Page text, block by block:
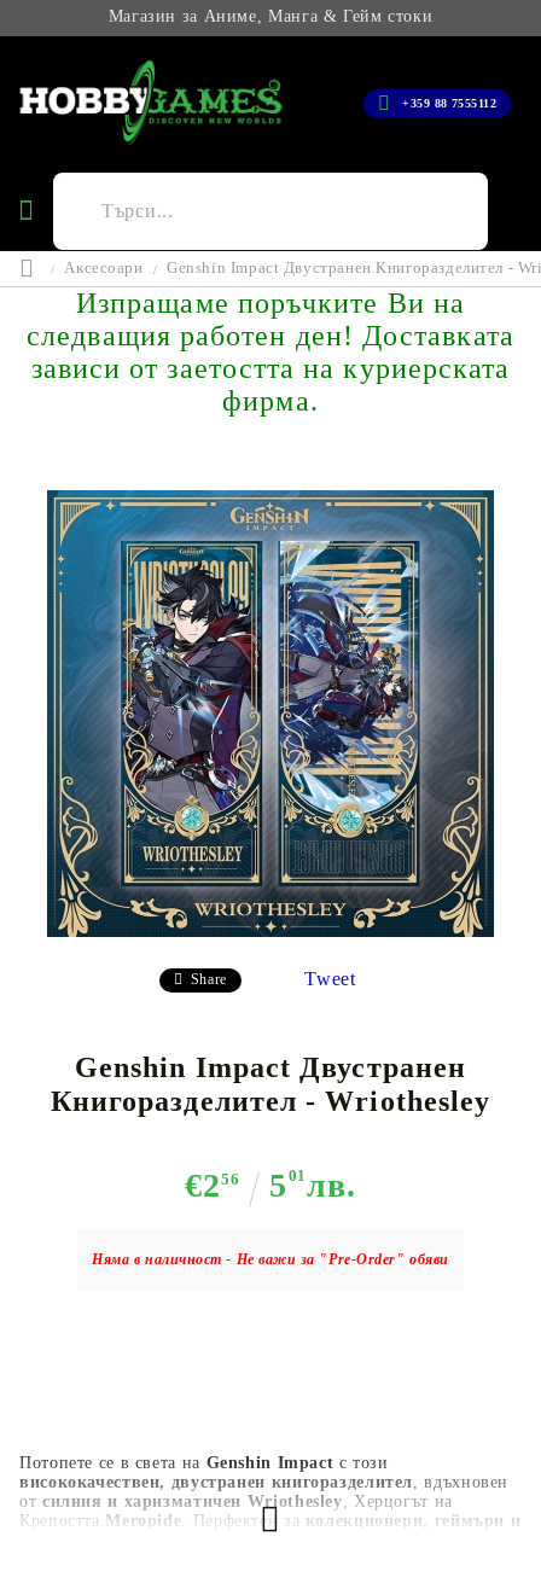
Магазин за Аниме, Манга & Гейм стоки
+359 88 7555112
Аксесоари Genshin Impact Двустранен Книгоразделител -
Изпращаме поръчките Ви на
следващия работен ден! Доставката
зависи от заетостта на куриерската
фирма.
Share Tweet
Genshin Impact Двустранен
Книгоразделител - Wriothesley
€256 5 01 лв.
Няма в наличност - Не важи за "Pre-Order" обяви
Потопете се в света на Genshin Impact с този
висококачествен, двустранен книгоразделител, вдъхновен
от силния и харизматичен Wriothesley, Херцогът на
Крепостта Meropide . Перфектен за колекционери, геймъри и